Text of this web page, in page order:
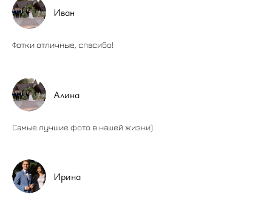
Иван
Фотки отличные, спасибо!
Алина
Самые лучшие фото в нашей жизни)
Ирина